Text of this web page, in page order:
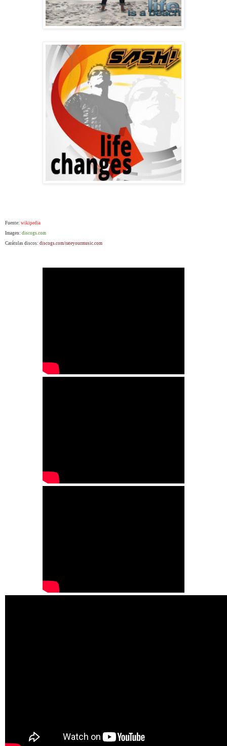
Fuente: wikipedia
Imagen: discogs.com
Carátulas discos: discogs.com/rateyourmusic.com